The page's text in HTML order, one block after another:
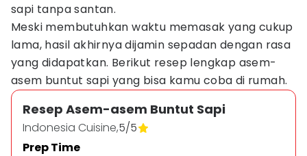
sapi tanpa santan.
Meski membutuhkan waktu memasak yang cukup
lama, hasil akhirnya dijamin sepadan dengan rasa
yang didapatkan. Berikut resep lengkap asem-
asem buntut sapi yang bisa kamu coba di rumah.
Resep Asem-asem Buntut Sapi
Indonesia Cuisine,5/5
Prep Time